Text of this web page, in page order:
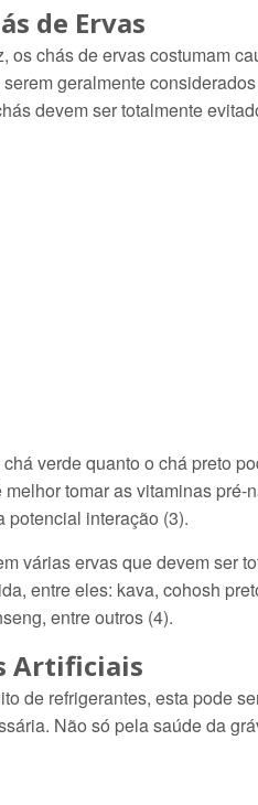
de Ervas
os chás de ervas costumam
geralmente
devem ser totalmente
verde quanto o chá preto
tomar as vitaminas
potencial interação (3).
várias ervas que devem ser
entre eles: kava, cohosh
entre outros (4).
Artificiais
de refrigerantes, esta pode
Não só pela saúde da